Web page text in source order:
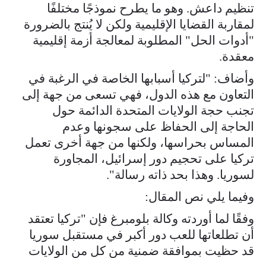
تنظيم داعش. وهو ما يطرح نموذجًا مختلفًا
لمقاربة القضايا الإقليمية ولكن لا يُنتج بالضرورة
"أدوات الحل" المطلوبة لمعالجة أزمة إقليمية
معقدة.
وأضاف: "لتركيا أسبابها الخاصة في الرغبة في
التعاون مع هذه الدول، فهي تسعى من جهة إلى
تجنب حجة الولايات المتحدة الدائمة حول
الحاجة إلى الحفاظ على سجونها وعدم
المساس بحراسها، ولكنها من جهة أخرى تعمل
تركيا على تحجيم دور إسرائيل، المجاورة
لسوريا. وهذا بحد ذاته رسالة".
وفيما يلي نص المقال:
وفقًا لما أوردته وكالة بلومبرغ فإن "تركيا تعتقد
أن تطلعاتها للعب دور أكبر في مستقبل سوريا
قد حظيت بموافقة ضمنية من كل من الولايات